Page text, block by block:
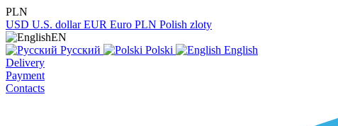
PLN
USD U.S. dollar EUR Euro PLN Polish zloty
EN
Русский
Polski
English
Delivery
Payment
Contacts